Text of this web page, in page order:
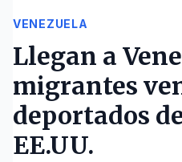
VENEZUELA
Llegan a
migrantes
deportados
EE.UU.